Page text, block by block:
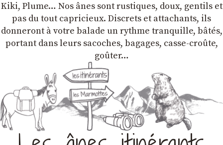
Kiki, Plume… Nos ânes sont rustiques, doux, gentils et
pas du tout capricieux. Discrets et attachants, ils
donneront à votre balade un rythme tranquille, bâtés,
portant dans leurs sacoches, bagages, casse-croûte,
goûter…